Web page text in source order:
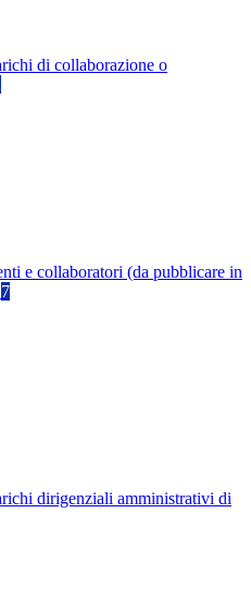
di collaborazione o
e collaboratori (da pubblicare in
7
dirigenziali amministrativi di